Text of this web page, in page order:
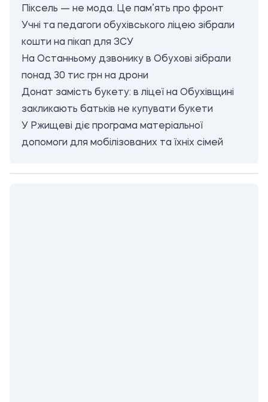
Піксель — не мода. Це пам’ять про фронт
Учні та педагоги обухівського ліцею зібрали
кошти на пікап для ЗСУ
На Останньому дзвонику в Обухові зібрали
понад 30 тис грн на дрони
Донат замість букету: в ліцеї на Обухівщині
закликають батьків не купувати букети
У Ржищеві діє програма матеріальної
допомоги для мобілізованих та їхніх сімей